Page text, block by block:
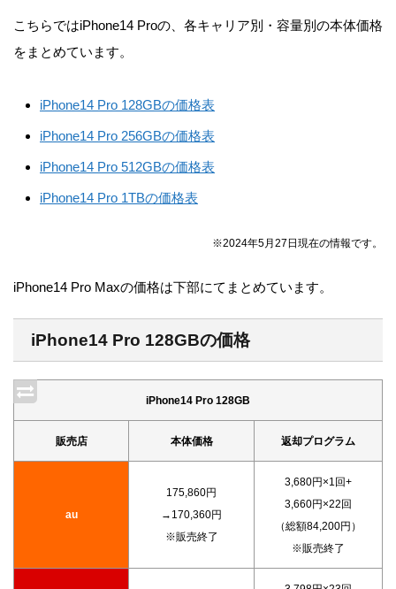
こちらではiPhone14 Proの、各キャリア別・容量別の本体価格
をまとめています。
iPhone14 Pro 128GBの価格表
iPhone14 Pro 256GBの価格表
iPhone14 Pro 512GBの価格表
iPhone14 Pro 1TBの価格表
※2024年5月27日現在の情報です。
iPhone14 Pro Maxの価格は下部にてまとめています。
iPhone14 Pro 128GBの価格
iPhone14 Pro 128GB
販売店 本体価格 返却プログラム
au
175,860円
→170,360円
※販売終了
3,680円×1回+
3,660円×22回
（総額84,200円）
※販売終了